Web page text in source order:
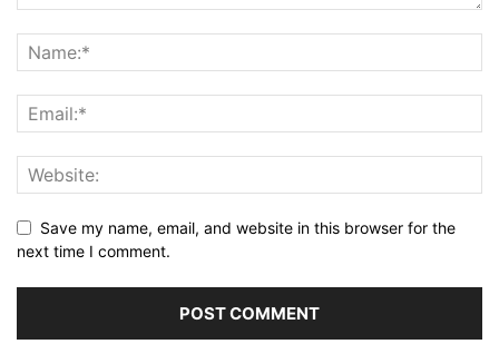
Save my name, email, and website in this browser for the
next time I comment.